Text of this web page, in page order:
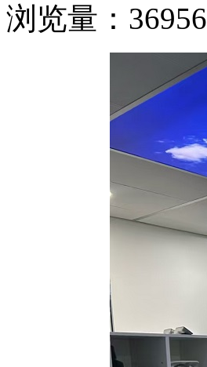
浏览量：36956